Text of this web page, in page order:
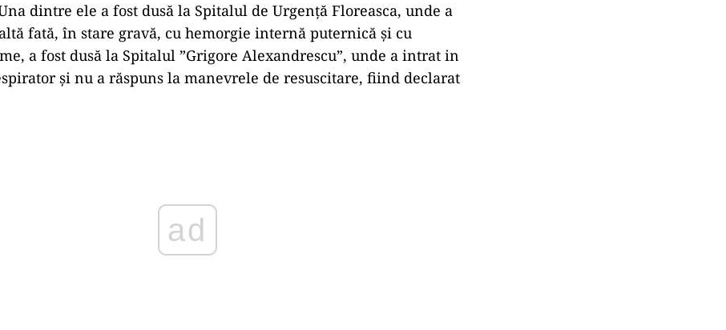
dintre ele a fost dusă la Spitalul de Urgenţă Floreasca, unde a
fată, în stare gravă, cu hemorgie internă puternică şi cu
a fost dusă la Spitalul ”Grigore Alexandrescu”, unde a intrat in
şi nu a răspuns la manevrele de resuscitare, fiind declarat
ad